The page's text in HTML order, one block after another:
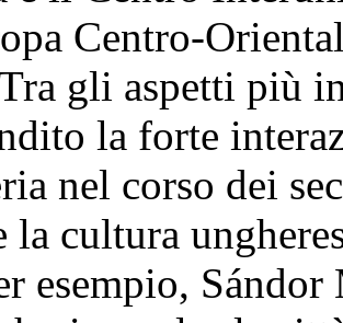
Centro-
gli aspetti più
la forte
nel corso dei
la cultura
esempio,